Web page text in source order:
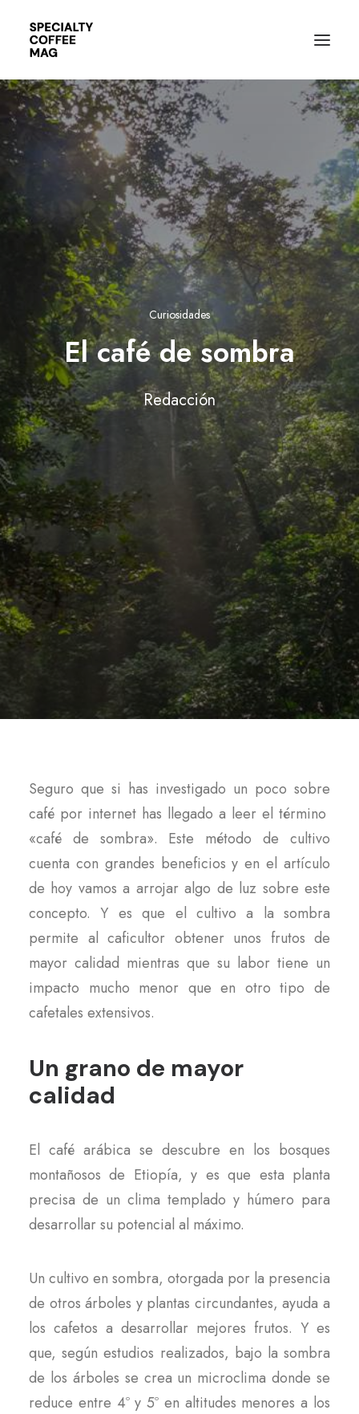
Curiosidades
El café de sombra
Redacción
Seguro que si has investigado un poco sobre
café por internet has llegado a leer el término
«café de sombra». Este método de cultivo
cuenta con grandes beneficios y en el artículo
de hoy vamos a arrojar algo de luz sobre este
concepto. Y es que el cultivo a la sombra
permite al caficultor obtener unos frutos de
mayor calidad mientras que su labor tiene un
impacto mucho menor que en otro tipo de
cafetales extensivos.
Un grano de mayor
calidad
El café arábica se descubre en los bosques
montañosos de Etiopía, y es que esta planta
precisa de un clima templado y húmero para
desarrollar su potencial al máximo.
Un cultivo en sombra, otorgada por la presencia
de otros árboles y plantas circundantes, ayuda a
los cafetos a desarrollar mejores frutos. Y es
que, según estudios realizados, bajo la sombra
de los árboles se crea un microclima donde se
reduce entre 4º y 5º en altitudes menores a los